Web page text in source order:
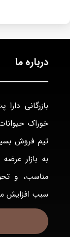
درباره ما
بازرگانی
خوراک
تيم فروش
به بازار
مناسب، و
سبب افزايش